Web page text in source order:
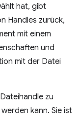
hat, gibt
Handles zurück,
mit einem
und
mit der Datei
zu
kann. Sie ist